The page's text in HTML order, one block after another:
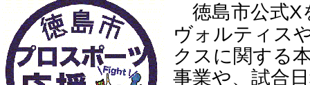
徳島市公式X
ヴォルティス
クスに関する
事業や、試合